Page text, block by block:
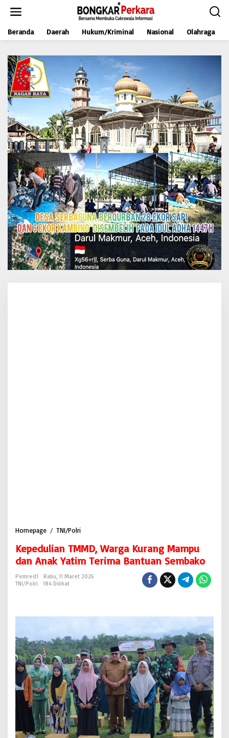
t
Beranda Daerah Hukum/Kriminal Nasional Olahraga
Homepage / TNI/Polri
p
e
d
u
M
D
,
W
a
r
Kepedulian TMMD, Warga Kurang Mampu
dan Anak Yatim Terima Bantuan Sembako
Pemred1
Rabu, 11 Maret 2026
TNI/Polri
184 Dilihat